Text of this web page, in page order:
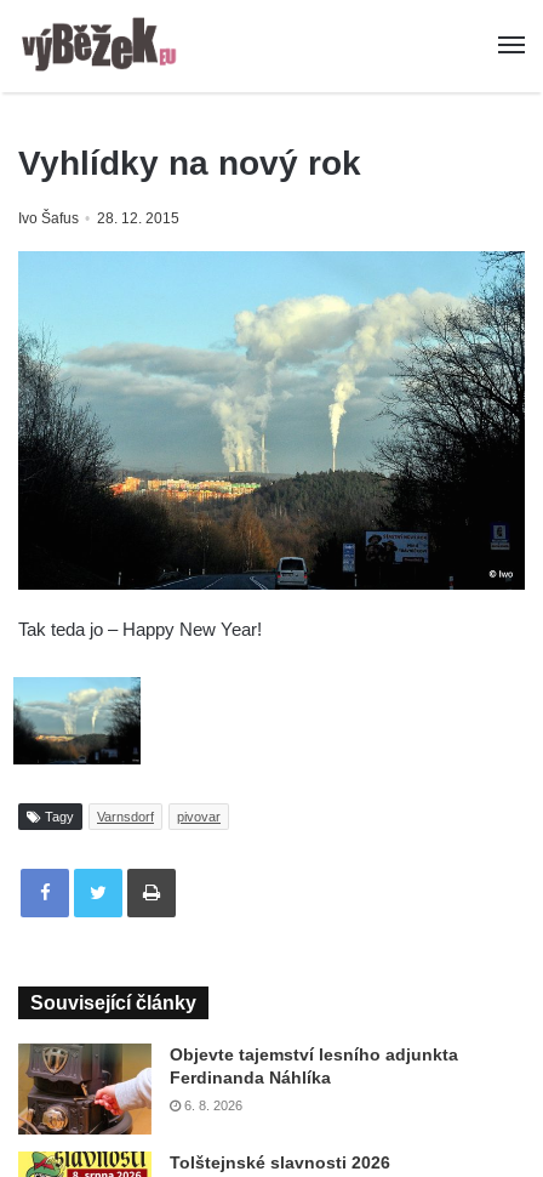
Vyhlídky na nový rok
Ivo Šafus 28. 12. 2015
Tak teda jo – Happy New Year!
Tagy Varnsdorf pivovar
Tisknout
Související články
Objevte tajemství lesního adjunkta
Ferdinanda Náhlíka
6. 8. 2026
Tolštejnské slavnosti 2026